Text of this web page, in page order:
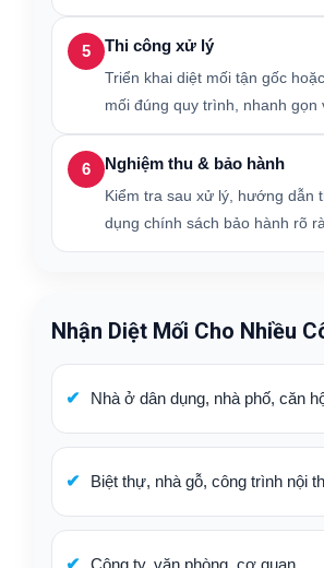
5 Thi công xử lý
Triển khai diệt mối tận gốc
mối đúng quy trình, nhanh gọn
6 Nghiệm thu & bảo hành
Kiểm tra sau xử lý, hướng dẫn
dụng chính sách bảo hành rõ
Nhận Diệt Mối Cho Nhiều
Nhà ở dân dụng, nhà phố, căn
Biệt thự, nhà gỗ, công trình nội